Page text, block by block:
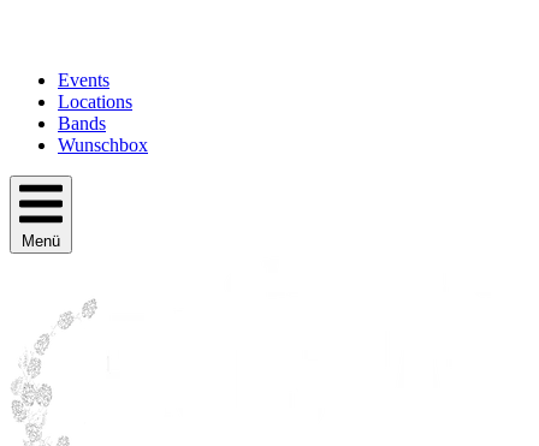
Events
Locations
Bands
Wunschbox
Menü